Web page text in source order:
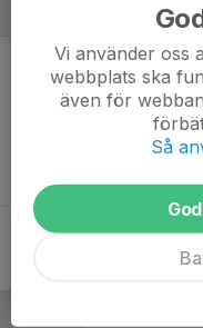
Vi använder oss
webbplats ska
även för
Så